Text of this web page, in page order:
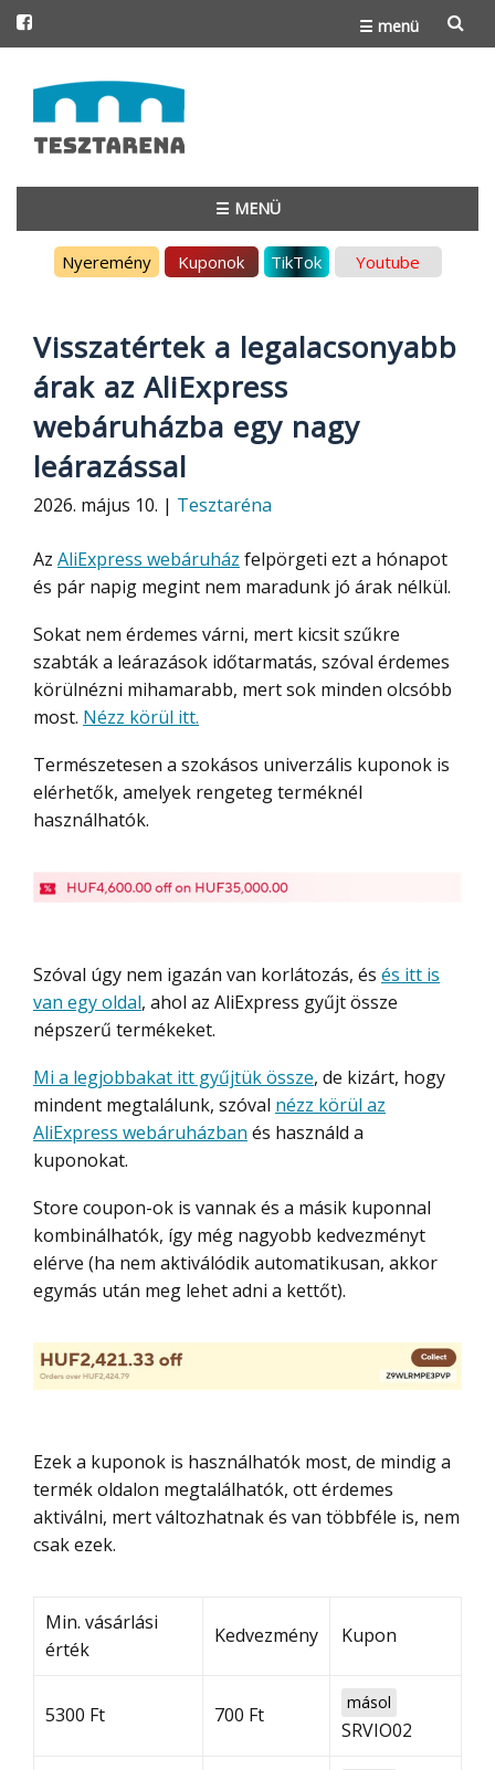
☰ menü
to
content
☰ MENÜ
Nyeremény Kuponok TikTok Youtube
Visszatértek a legalacsonyabb
árak az AliExpress
webáruházba egy nagy
leárazással
2026. május 10. | Tesztaréna
Az AliExpress webáruház felpörgeti ezt a hónapot
és pár napig megint nem maradunk jó árak nélkül.
Sokat nem érdemes várni, mert kicsit szűkre
szabták a leárazások időtarmatás, szóval érdemes
körülnézni mihamarabb, mert sok minden olcsóbb
most. Nézz körül itt.
Természetesen a szokásos univerzális kuponok is
elérhetők, amelyek rengeteg terméknél
használhatók.
Szóval úgy nem igazán van korlátozás, és és itt is
van egy oldal, ahol az AliExpress gyűjt össze
népszerű termékeket.
Mi a legjobbakat itt gyűjtük össze, de kizárt, hogy
mindent megtalálunk, szóval nézz körül az
AliExpress webáruházban és használd a
kuponokat.
Store coupon-ok is vannak és a másik kuponnal
kombinálhatók, így még nagyobb kedvezményt
elérve (ha nem aktiválódik automatikusan, akkor
egymás után meg lehet adni a kettőt).
Ezek a kuponok is használhatók most, de mindig a
termék oldalon megtalálhatók, ott érdemes
aktiválni, mert változhatnak és van többféle is, nem
csak ezek.
Min. vásárlási
érték
Kedvezmény Kupon
5300 Ft 700 Ft
másol
SRVIO02